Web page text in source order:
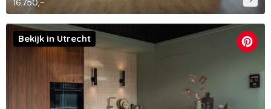
16.750,-
Bekijk in Utrecht